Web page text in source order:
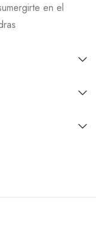
en el